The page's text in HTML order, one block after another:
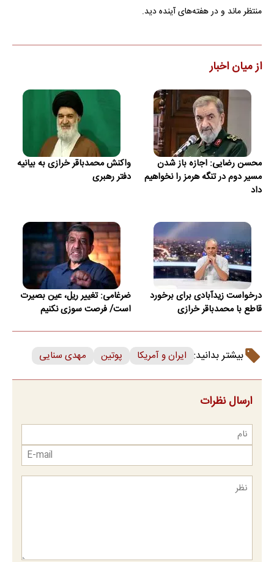
منتظر ماند و در هفته‌های آینده دید.
از میان اخبار
محسن رضایی: اجازه باز شدن
مسیر دوم در تنگه هرمز را نخواهیم
داد
واکنش محمدباقر خرازی به بیانیه
دفتر رهبری
درخواست زیدآبادی برای برخورد
قاطع با محمدباقر خرازی
ضرغامی: تغییر ریل، عین بصیرت
است/ فرصت سوزی نکنیم
بیشتر بدانید: ایران و آمریکا پوتین مهدی سنایی
ارسال نظرات